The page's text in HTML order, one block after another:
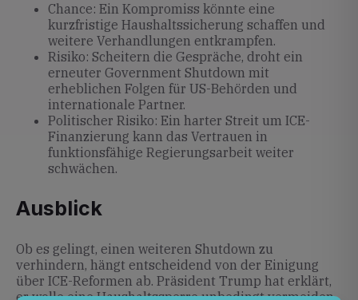
Chance: Ein Kompromiss könnte eine
kurzfristige Haushaltssicherung schaffen und
weitere Verhandlungen entkrampfen.
Risiko: Scheitern die Gespräche, droht ein
erneuter Government Shutdown mit
erheblichen Folgen für US-Behörden und
internationale Partner.
Politischer Risiko: Ein harter Streit um ICE-
Finanzierung kann das Vertrauen in
funktionsfähige Regierungsarbeit weiter
schwächen.
Ausblick
Ob es gelingt, einen weiteren Shutdown zu
verhindern, hängt entscheidend von der Einigung
über ICE-Reformen ab. Präsident Trump hat erklärt,
er wolle eine Haushaltssperre unbedingt vermeiden